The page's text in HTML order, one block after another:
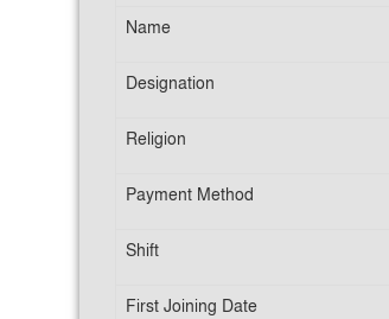
Name
Designation
Religion
Payment Method
Shift
First Joining Date